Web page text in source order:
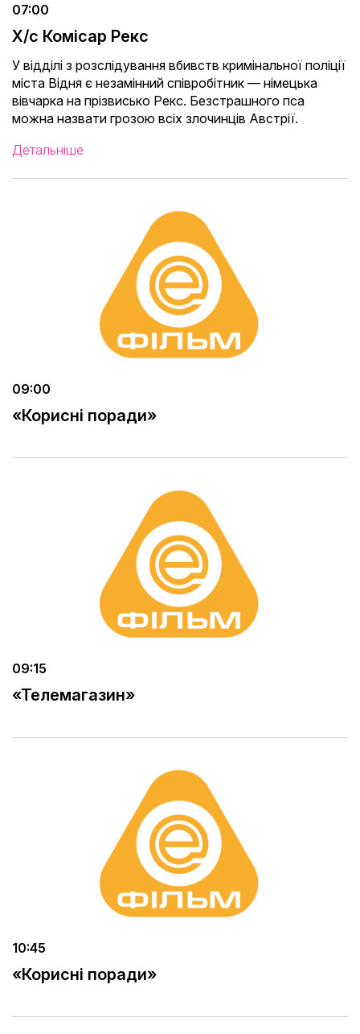
07:00
Х/с Комісар Рекс
У відділі з розслідування вбивств кримінальної поліції
міста Відня є незамінний співробітник — німецька
вівчарка на прізвисько Рекс. Безстрашного пса
можна назвати грозою всіх злочинців Австрії.
Детальніше
09:00
«Корисні поради»
09:15
«Телемагазин»
10:45
«Корисні поради»